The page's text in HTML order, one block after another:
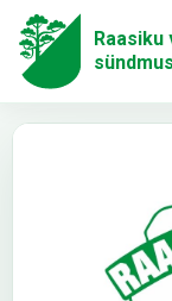
Raasiku